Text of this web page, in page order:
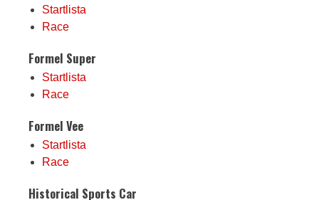
Startlista
Race
Formel Super
Startlista
Race
Formel Vee
Startlista
Race
Historical Sports Car